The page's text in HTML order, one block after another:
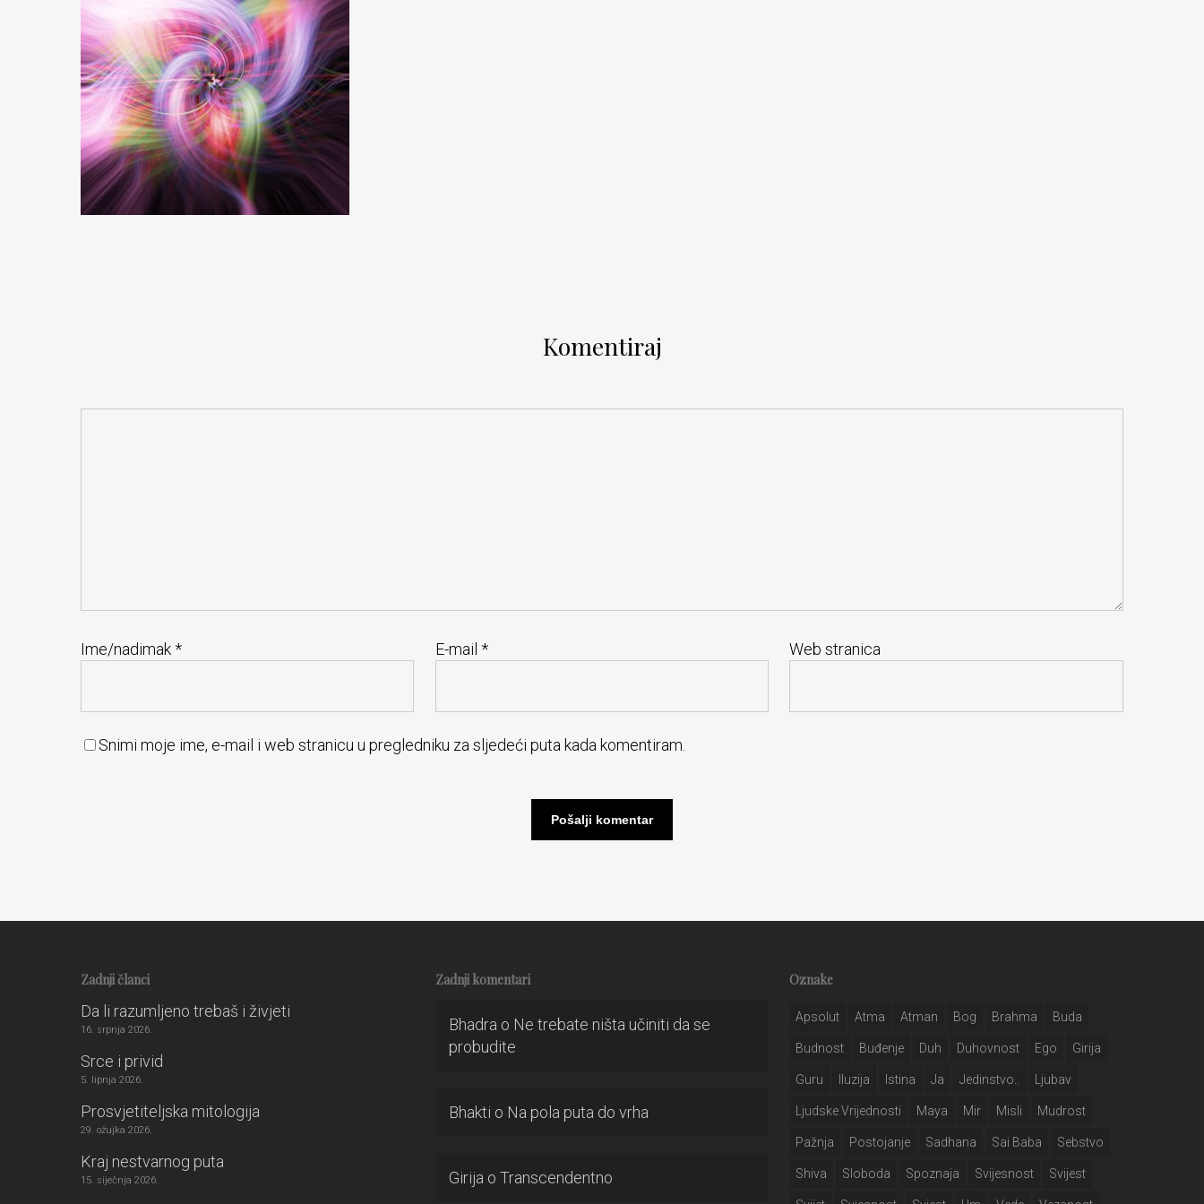
Komentiraj
Ime/nadimak* E-mail * Web stranica
Snimi moje ime, e-mail i web stranicu u pregledniku za sljedeći puta kada komentiram.
Zadnji članci
Da li razumljeno trebaš i živjeti
16. srpnja 2026.
Srce i privid
5. lipnja 2026.
Prosvjetiteljska mitologija
29. ožujka 2026.
Kraj nestvarnog puta
15. siječnja 2026.
Zadnji komentari
Bhadra o Ne trebate ništa učiniti da se
probudite
Bhakti o Na pola puta do vrha
Girija o Transcendentno
Oznake
Apsolut Atma Atman Bog Brahma Buda
Budnost Buđenje Duh Duhovnost Ego Girija
Guru Iluzija Istina Ja Jedinstvo.. Ljubav
Ljudske Vrijednosti Maya Mir Misli Mudrost
Pažnja Postojanje Sadhana Sai Baba Sebstvo
Shiva Sloboda Spoznaja Svijesnost Svijest